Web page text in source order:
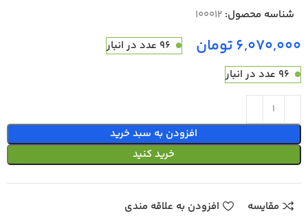
شناسه محصول:100012
تومان
96 عدد در انبار
96 عدد در انبار
افزودن به سبد خرید
خرید کنید
مقایسه افزودن به علاقه مندی